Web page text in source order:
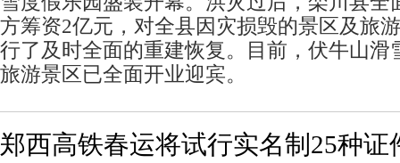
方筹资2亿元，对全县因灾损毁的景区及旅
行了及时全面的重建恢复。目前，伏牛山滑
旅游景区已全面开业迎宾。
郑西高铁春运将试行实名制25种证